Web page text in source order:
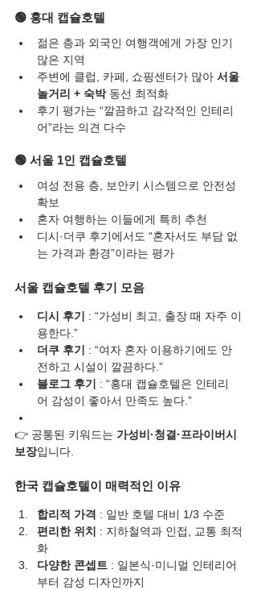
🟢 홍대 캡슐호텔
젊은 층과 외국인 여행객에게 가장 인기
많은 지역
주변에 클럽, 카페, 쇼핑센터가 많아 서울
놀거리 + 숙박 동선 최적화
후기 평가는 “깔끔하고 감각적인 인테리
어”라는 의견 다수
🟢 서울 1인 캡슐호텔
여성 전용 층, 보안키 시스템으로 안전성
확보
혼자 여행하는 이들에게 특히 추천
디시·더쿠 후기에서도 “혼자서도 부담 없
는 가격과 환경”이라는 평가
서울 캡슐호텔 후기 모음
디시 후기
: “가성비 최고, 출장 때 자주 이
용한다.”
더쿠 후기
: “여자 혼자 이용하기에도 안
전하고 시설이 깔끔하다.”
블로그 후기
: “홍대 캡슐호텔은 인테리
어 감성이 좋아서 만족도 높다.”
👉 공통된 키워드는 가성비·청결·프라이버시
보장입니다.
한국 캡슐호텔이 매력적인 이유
합리적 가격 : 일반 호텔 대비 1/3 수준
편리한 위치 : 지하철역과 인접, 교통 최적
화
다양한 콘셉트 : 일본식·미니멀 인테리어
부터 감성 디자인까지